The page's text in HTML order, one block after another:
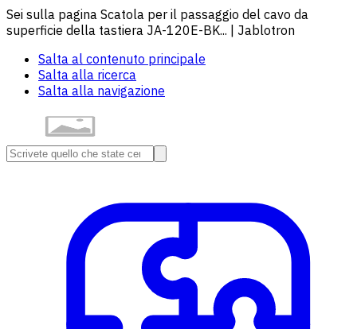
Sei sulla pagina Scatola per il passaggio del cavo da
superficie della tastiera JA-120E-BK... | Jablotron
Salta al contenuto principale
Salta alla ricerca
Salta alla navigazione